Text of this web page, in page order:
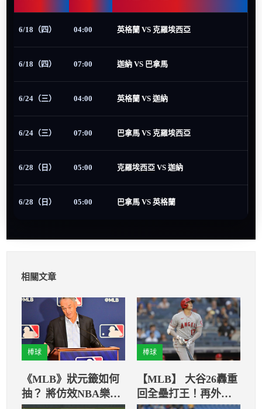
6/18（四） 04:00 英格蘭 VS 克羅埃西亞
6/18（四） 07:00 迦納 VS 巴拿馬
6/24（三） 04:00 英格蘭 VS 迦納
6/24（三） 07:00 巴拿馬 VS 克羅埃西亞
6/28（日） 05:00 克羅埃西亞 VS 迦納
6/28（日） 05:00 巴拿馬 VS 英格蘭
相關文章
棒球
《MLB》狀元籤如何
抽？ 將仿效NBA樂透
棒球
【MLB】 大谷26轟重
回全壘打王！再外帶1